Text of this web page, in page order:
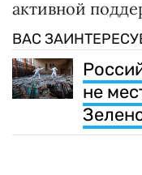
активной
ВАС
не